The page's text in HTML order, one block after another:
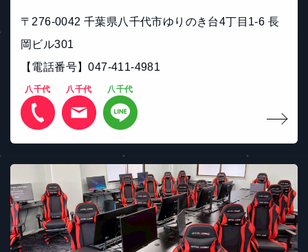
〒276-0042 千葉県八千代市ゆりのき台4丁目1-6 長
岡ビル301
【電話番号】047-411-4981
八千代 八千代 八千代